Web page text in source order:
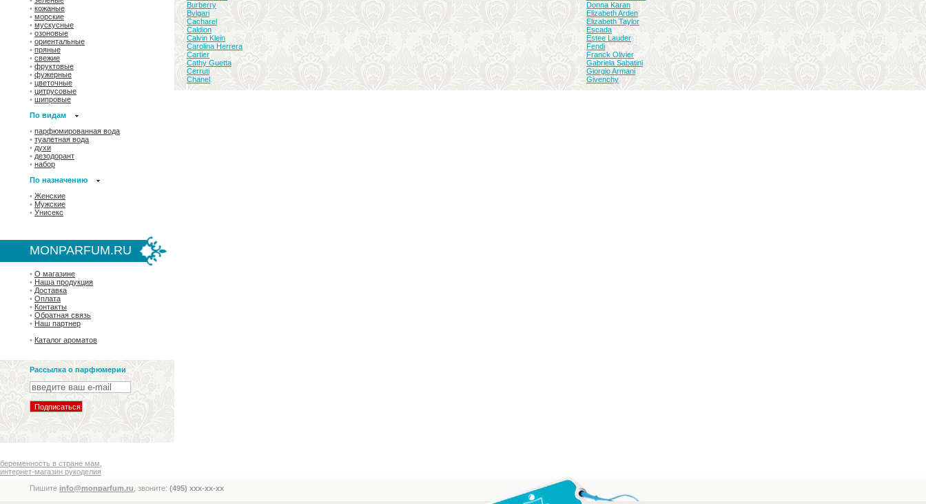
• кожаные
• морские
• мускусные
• озоновые
• ориентальные
• пряные
• свежие
• фруктовые
• фужерные
• цветочные
• цитрусовые
• шипровые
По видам
• парфюмированная вода
• туалетная вода
• духи
• дезодорант
• набор
По назначению
• Женские
• Мужские
• Унисекс
MONPARFUM.RU
• О магазине
• Наша продукция
• Доставка
• Оплата
• Контакты
• Обратная связь
• Наш партнер
• Каталог ароматов
Рассылка о парфюмерии
беременность в стране мам
интернет-магазин рукоделия
Burberry
Bvlgari
Cacharel
Caldion
Calvin Klein
Carolina Herrera
Cartier
Cathy Guetta
Cerruti
Chanel
Donna Karan
Elizabeth Arden
Elizabeth Taylor
Escada
Estee Lauder
Fendi
Franck Olivier
Gabriela Sabatini
Giorgio Armani
Givenchy
Пишите info@monparfum.ru , звоните: (495) xxx-xx-xx